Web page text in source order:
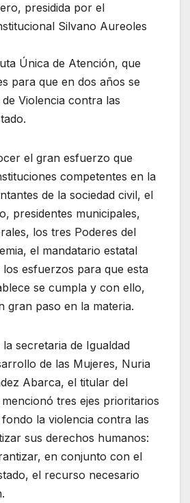
presidida por el
Silvano Aureoles
Única de Atención, que
para que en dos años se
Violencia contra las
el gran esfuerzo que
competentes en la
de la sociedad civil, el
presidentes municipales,
los tres Poderes del
el mandatario estatal
esfuerzos para que esta
se cumpla y con ello,
gran paso en la materia.
secretaria de Igualdad
de las Mujeres, Nuria
Abarca, el titular del
tres ejes prioritarios
la violencia contra las
sus derechos humanos:
en conjunto con el
el recurso necesario